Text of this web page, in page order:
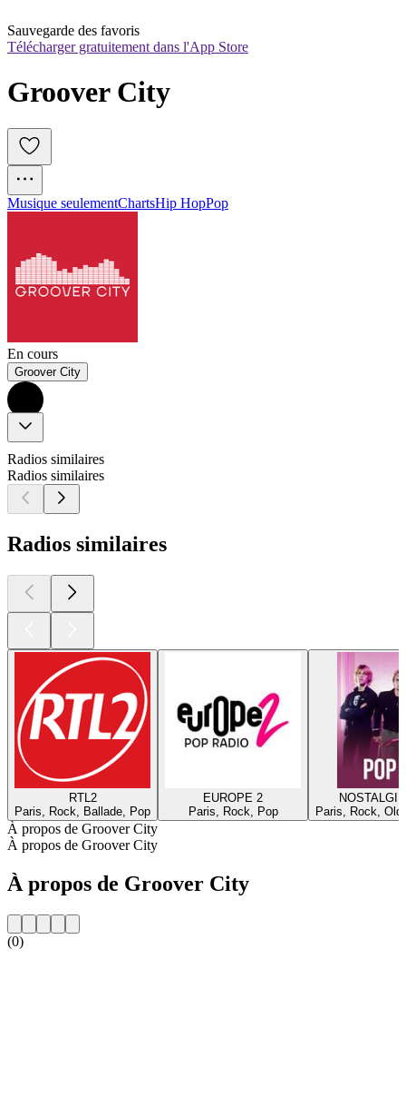
Sauvegarde des favoris
Télécharger gratuitement dans l'App Store
Groover City
Musique seulementChartsHip HopPop
En cours
Groover City
Radios similaires
Radios similaires
Radios similaires
RTL2
Paris, Rock, Ballade, Pop
EUROPE 2
Paris, Rock, Pop
Paris, Rock,
À propos de Groover City
À propos de Groover City
À propos de Groover City
(0)